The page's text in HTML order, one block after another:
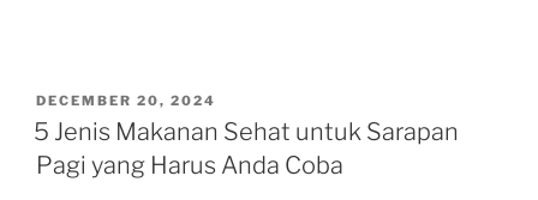
POSTED
ON
DECEMBER 20, 2024
5 Jenis Makanan Sehat untuk Sarapan
Pagi yang Harus Anda Coba